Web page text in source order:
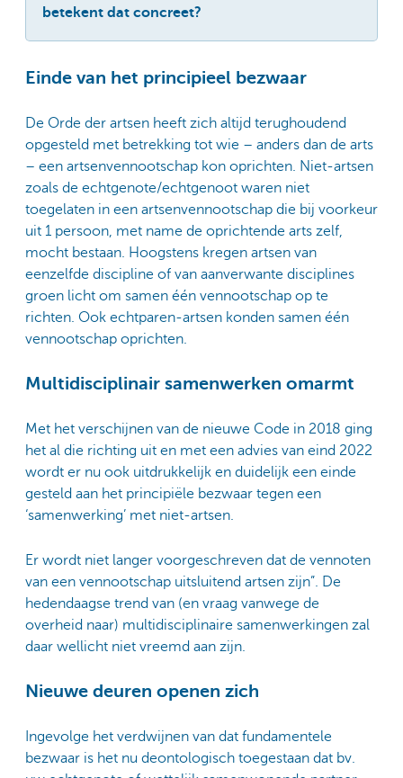
betekent dat concreet?
Einde van het principieel bezwaar
De Orde der artsen heeft zich altijd terughoudend
opgesteld met betrekking tot wie – anders dan de arts
– een artsenvennootschap kon oprichten. Niet-artsen
zoals de echtgenote/echtgenoot waren niet
toegelaten in een artsenvennootschap die bij voorkeur
uit 1 persoon, met name de oprichtende arts zelf,
mocht bestaan. Hoogstens kregen artsen van
eenzelfde discipline of van aanverwante disciplines
groen licht om samen één vennootschap op te
richten. Ook echtparen-artsen konden samen één
vennootschap oprichten.
Multidisciplinair samenwerken omarmt
Met het verschijnen van de nieuwe Code in 2018 ging
het al die richting uit en met een advies van eind 2022
wordt er nu ook uitdrukkelijk en duidelijk een einde
gesteld aan het principiële bezwaar tegen een
‘samenwerking’ met niet-artsen.
Er wordt niet langer voorgeschreven dat de vennoten
van een vennootschap uitsluitend artsen zijn”. De
hedendaagse trend van (en vraag vanwege de
overheid naar) multidisciplinaire samenwerkingen zal
daar wellicht niet vreemd aan zijn.
Nieuwe deuren openen zich
Ingevolge het verdwijnen van dat fundamentele
bezwaar is het nu deontologisch toegestaan dat bv.